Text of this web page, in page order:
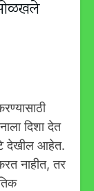
ओळखले
दिशा देत
देखील आहेत.
नाहीत, तर